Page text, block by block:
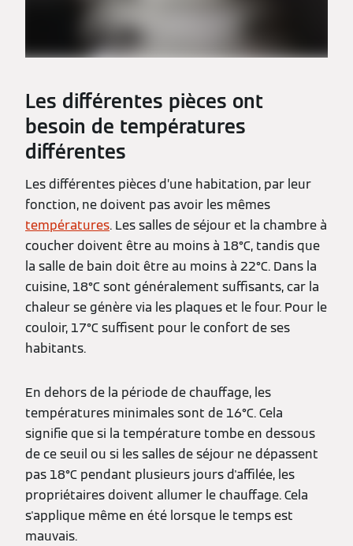
Les différentes pièces ont
besoin de températures
différentes
Les différentes pièces d’une habitation, par leur
fonction, ne doivent pas avoir les mêmes
températures. Les salles de séjour et la chambre à
coucher doivent être au moins à 18°C, tandis que
la salle de bain doit être au moins à 22°C. Dans la
cuisine, 18°C sont généralement suffisants, car la
chaleur se génère via les plaques et le four. Pour le
couloir, 17°C suffisent pour le confort de ses
habitants.
En dehors de la période de chauffage, les
températures minimales sont de 16°C. Cela
signifie que si la température tombe en dessous
de ce seuil ou si les salles de séjour ne dépassent
pas 18°C pendant plusieurs jours d'affilée, les
propriétaires doivent allumer le chauffage. Cela
s'applique même en été lorsque le temps est
mauvais.